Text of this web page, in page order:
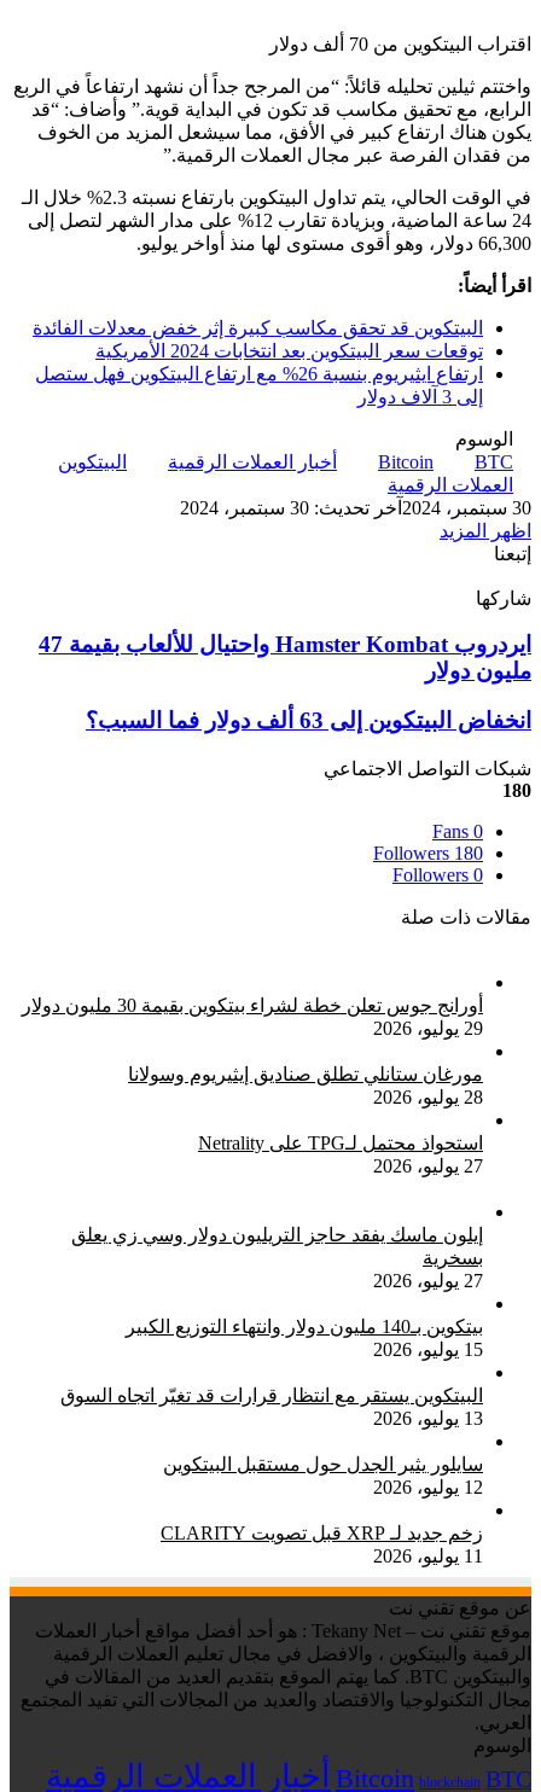
اقتراب البيتكوين من 70 ألف دولار
واختتم ثيلين تحليله قائلاً: “من المرجح جداً أن نشهد ارتفاعاً في الربع
الرابع، مع تحقيق مكاسب قد تكون في البداية قوية.” وأضاف: “قد
يكون هناك ارتفاع كبير في الأفق، مما سيشعل المزيد من الخوف
من فقدان الفرصة عبر مجال العملات الرقمية.”
في الوقت الحالي، يتم تداول البيتكوين بارتفاع نسبته 2.3% خلال الـ
24 ساعة الماضية، وبزيادة تقارب 12% على مدار الشهر لتصل إلى
66,300 دولار، وهو أقوى مستوى لها منذ أواخر يوليو.
اقرأ أيضاً:
البيتكوين قد تحقق مكاسب كبيرة إثر خفض معدلات الفائدة
توقعات سعر البيتكوين بعد انتخابات 2024 الأمريكية
ارتفاع ايثيريوم بنسبة 26% مع ارتفاع البيتكوين فهل ستصل
إلى 3 آلاف دولار
الوسوم
Bitcoin
BTC أخبار العملات الرقمية
البيتكوين
العملات الرقمية
30 سبتمبر، 2024
آخر تحديث: 30 سبتمبر، 2024
اظهر المزيد
إتبعنا
شاركها
ايردروب
Hamster
Kombat
واحتيال
للألعاب
47
مليون
ايردروب Hamster Kombat واحتيال للألعاب بقيمة 47
مليون دولار
انخفاض
البيتكوين
إلى
63
دولار
السبب؟
انخفاض البيتكوين إلى 63 ألف دولار فما السبب؟
شبكات التواصل الاجتماعي
180
0
Fans
180
Followers
0
Followers
مقالات ذات صلة
أورانج جوس تعلن خطة لشراء بيتكوين بقيمة 30 مليون دولار
29 يوليو، 2026
مورغان ستانلي تطلق صناديق إيثيريوم وسولانا
28 يوليو، 2026
استحواذ محتمل لـTPG على Netrality
27 يوليو، 2026
إيلون ماسك يفقد حاجز التريليون دولار وسي زي يعلق
بسخرية
27 يوليو، 2026
بيتكوين بـ140 مليون دولار وانتهاء التوزيع الكبير
15 يوليو، 2026
البيتكوين يستقر مع انتظار قرارات قد تغيّر اتجاه السوق
13 يوليو، 2026
سايلور يثير الجدل حول مستقبل البيتكوين
12 يوليو، 2026
زخم جديد لـ XRP قبل تصويت CLARITY
11 يوليو، 2026
عن موقع تقني نت
موقع تقني نت – Tekany Net : هو أحد أفضل مواقع أخبار العملات
الرقمية والبيتكوين ، والافضل في مجال تعليم العملات الرقمية
والبيتكوين BTC. كما يهتم الموقع بتقديم العديد من المقالات في
مجال التكنولوجيا والاقتصاد والعديد من المجالات التي تفيد المجتمع
العربي.
الوسوم
Bitcoin blockchain BTC أخبار العملات الرقمية